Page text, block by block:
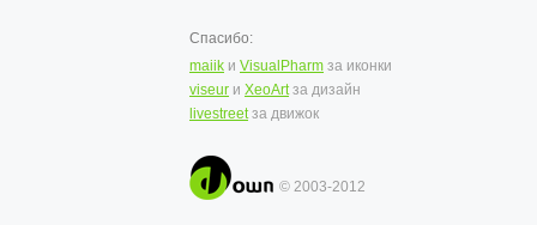
Спасибо:
maiik и VisualPharm за иконки
viseur и XeoArtза дизайн
livestreetза движок
© 2003-2012